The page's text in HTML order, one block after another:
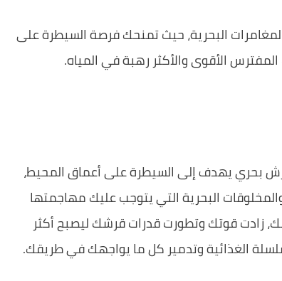
البحرية، حيث تمنحك فرصة السيطرة على
الأقوى والأكثر رهبة في المياه.
بحري يهدف إلى السيطرة على أعماق المحيط،
البحرية التي يتوجب عليك مهاجمتها
بك، زادت قوتك وتطورت قدرات قرشك ليصبح أكثر
الغذائية وتدمير كل ما يواجهك في طريقك.